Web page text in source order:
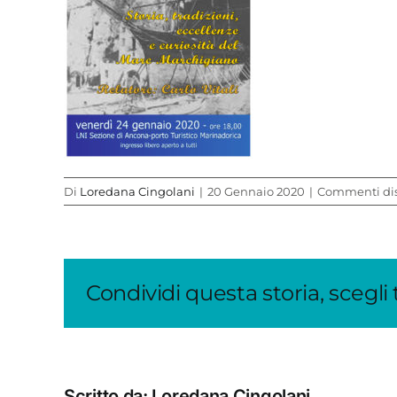
Di Loredana Cingolani | 20 Gennaio 2020 | Commenti
Condividi questa storia, scegli